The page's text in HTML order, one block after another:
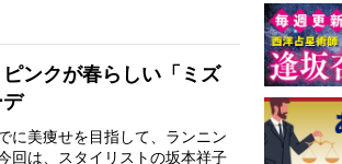
ンクが春らしい「ミズ
に美痩せを目指して、ランニン
回は、スタイリストの坂本祥子